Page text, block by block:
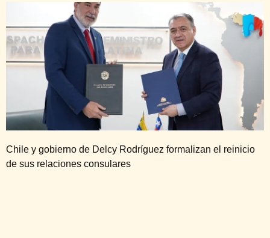
Chile y gobierno de Delcy Rodríguez formalizan el reinicio
de sus relaciones consulares